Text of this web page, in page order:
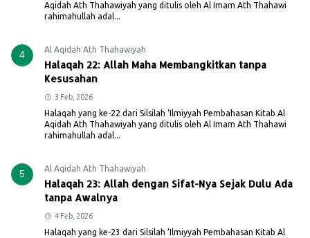
Aqidah Ath Thahawiyah yang ditulis oleh Al Imam Ath Thahawi
rahimahullah adal...
4 Al Aqidah Ath Thahawiyah
Halaqah 22: Allah Maha Membangkitkan tanpa
Kesusahan
3 Feb, 2026
Halaqah yang ke-22 dari Silsilah ‘Ilmiyyah Pembahasan Kitab Al
Aqidah Ath Thahawiyah yang ditulis oleh Al Imam Ath Thahawi
rahimahullah adal...
5 Al Aqidah Ath Thahawiyah
Halaqah 23: Allah dengan Sifat-Nya Sejak Dulu Ada
tanpa Awalnya
4 Feb, 2026
Halaqah yang ke-23 dari Silsilah ‘Ilmiyyah Pembahasan Kitab Al